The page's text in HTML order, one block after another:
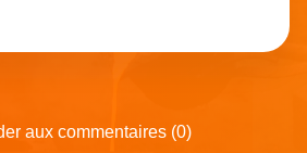
aux commentaires (0)